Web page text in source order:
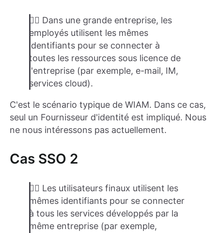
👉🏽 Dans une grande entreprise, les
employés utilisent les mêmes
identifiants pour se connecter à
toutes les ressources sous licence de
l'entreprise (par exemple, e-mail, IM,
services cloud).
C'est le scénario typique de WIAM. Dans ce cas,
seul un Fournisseur d'identité est impliqué. Nous
ne nous intéressons pas actuellement.
Cas SSO 2
👉🏽 Les utilisateurs finaux utilisent les
mêmes identifiants pour se connecter
à tous les services développés par la
même entreprise (par exemple,